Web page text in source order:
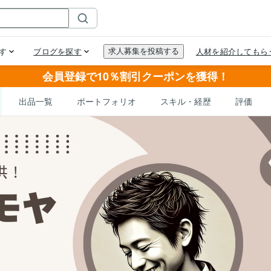
会員登録で10％割引クーポンを獲得！
出品一覧 ポートフォリオ スキル・経歴 評価